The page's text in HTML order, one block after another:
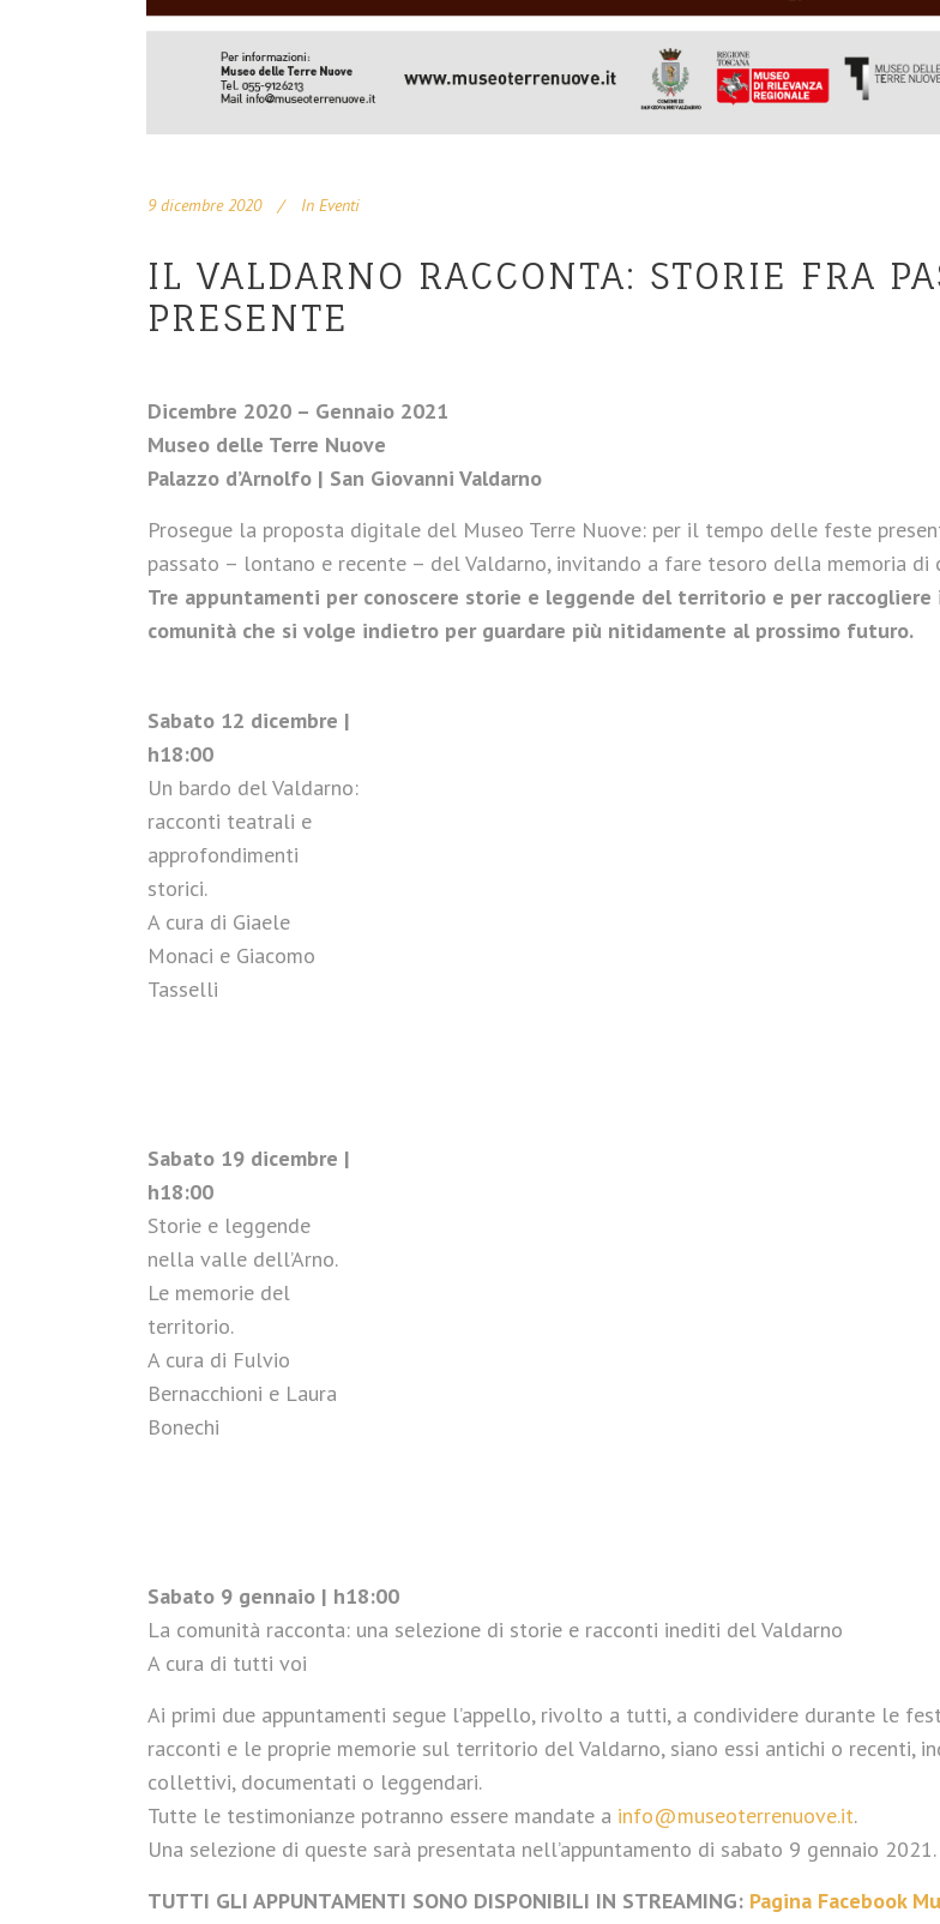
9 dicembre 2020 In Eventi
IL VALDARNO RACCONTA: STORIE FRA
PRESENTE
Dicembre 2020 – Gennaio 2021
Museo delle Terre Nuove
Palazzo d’Arnolfo | San Giovanni Valdarno
Prosegue la proposta digitale del Museo Terre Nuove: per il tempo delle feste
passato – lontano e recente – del Valdarno, invitando a fare tesoro della memoria di
Tre appuntamenti per conoscere storie e leggende del territorio e per raccogliere
comunità che si volge indietro per guardare più nitidamente al prossimo futuro.
Sabato 12 dicembre |
h18:00
Un bardo del Valdarno:
racconti teatrali e
approfondimenti
storici.
A cura di Giaele
Monaci e Giacomo
Tasselli
Sabato 19 dicembre |
h18:00
Storie e leggende
nella valle dell’Arno.
Le memorie del
territorio.
A cura di Fulvio
Bernacchioni e Laura
Bonechi
Sabato 9 gennaio | h18:00
La comunità racconta: una selezione di storie e racconti inediti del Valdarno
A cura di tutti voi
Ai primi due appuntamenti segue l’appello, rivolto a tutti, a condividere durante le
racconti e le proprie memorie sul territorio del Valdarno, siano essi antichi o recenti,
collettivi, documentati o leggendari.
Tutte le testimonianze potranno essere mandate a info@museoterrenuove.it.
Una selezione di queste sarà presentata nell’appuntamento di sabato 9 gennaio 2021.
TUTTI GLI APPUNTAMENTI SONO DISPONIBILI IN STREAMING: Pagina Facebook